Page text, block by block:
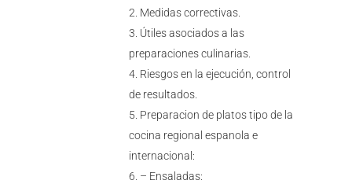
Medidas correctivas.
Útiles asociados a las
preparaciones culinarias.
Riesgos en la ejecución, control
de resultados.
Preparacion de platos tipo de la
cocina regional espanola e
internacional:
– Ensaladas: